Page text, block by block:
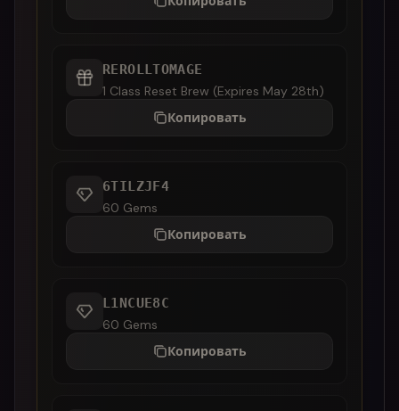
REROLLTOMAGE
1 Class Reset Brew (Expires May 28th)
Копировать
6TILZJF4
60 Gems
Копировать
L1NCUE8C
60 Gems
Копировать